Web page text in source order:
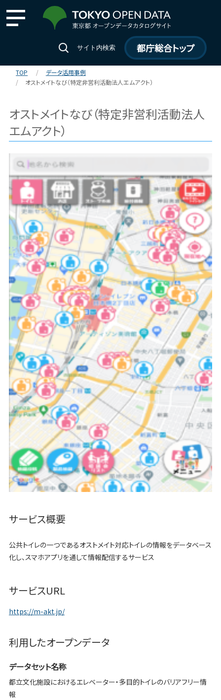
サイト内検索 都庁総合トップ
TOP
データ活用事例
オストメイトなび（特定非営利活動法人エムアクト）
オストメイトなび（特定非営利活動法人
エムアクト）
サービス概要
公共トイレの一つであるオストメイト対応トイレの情報をデータベース
化し、スマホアプリを通して情報配信するサービス
サービスURL
https://m-akt.jp/
利用したオープンデータ
データセット名称
都立文化施設におけるエレベーター・多目的トイレのバリアフリー情
報